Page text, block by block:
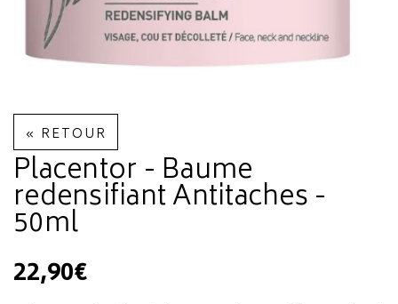
« RETOUR
Placentor - Baume
redensifiant Antitaches -
50ml
22,90€